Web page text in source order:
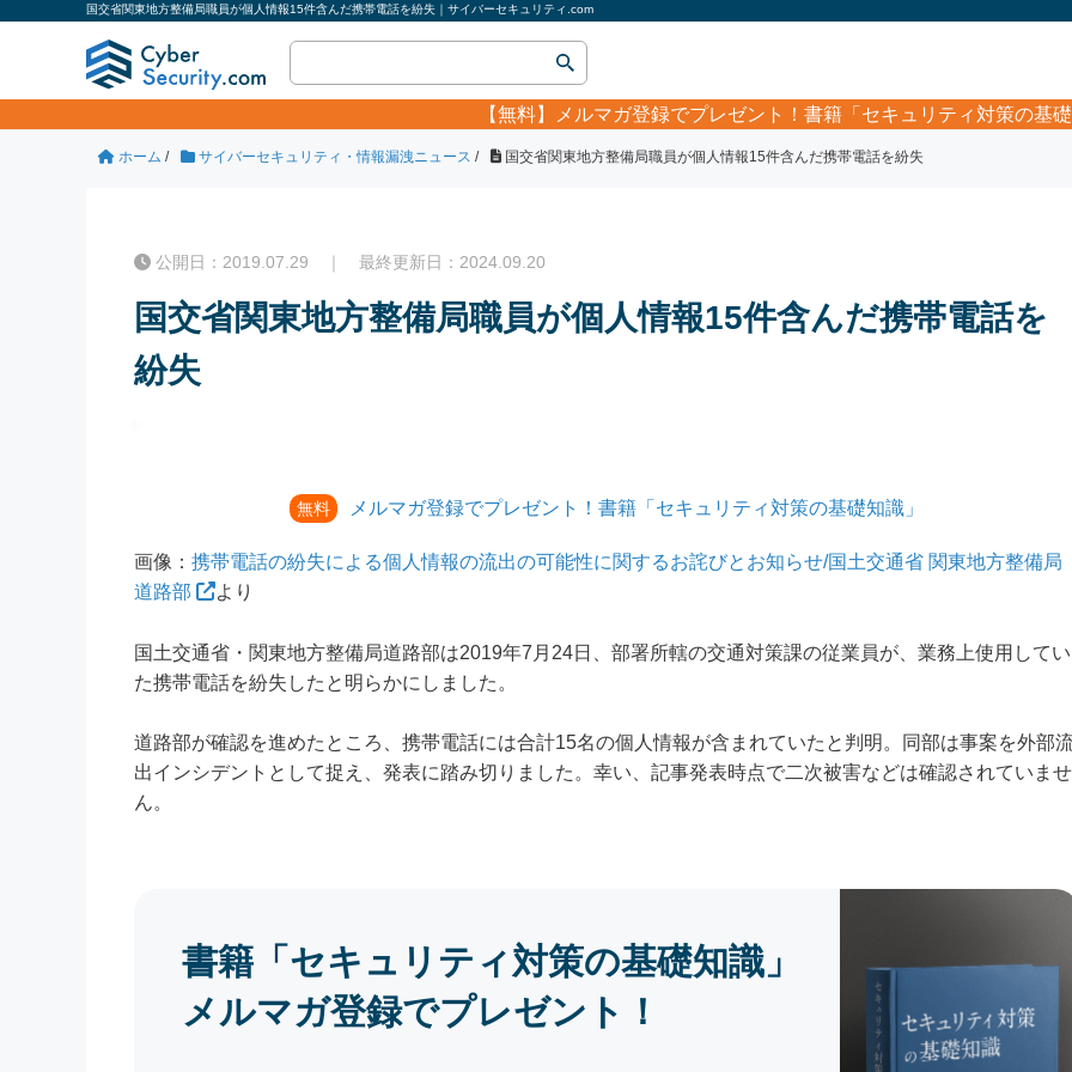
国交省関東地方整備局職員が個人情報15件含んだ携帯電話を紛失｜サイバーセキュリティ.com
【無料】 メルマガ登録でプレゼント！書籍「セキュリティ対策の基
ホーム / サイバーセキュリティ・情報漏洩ニュース / 国交省関東地方整備局職員が個人情報15件含んだ携帯電話を紛失
公開日：2019.07.29 ｜ 最終更新日：2024.09.20
国交省関東地方整備局職員が個人情報15件含んだ携帯電話を
紛失
無料 メルマガ登録でプレゼント！書籍「セキュリティ対策の基礎知識」
画像： 携帯電話の紛失による個人情報の流出の可能性に関するお詫びとお知らせ/国土交通省 関東地方整備局
道路部
より
国土交通省・関東地方整備局道路部は2019年7月24日、部署所轄の交通対策課の従業員が、業務上使用してい
た携帯電話を紛失したと明らかにしました。
道路部が確認を進めたところ、携帯電話には合計15名の個人情報が含まれていたと判明。同部は事案を外部
出インシデントとして捉え、発表に踏み切りました。幸い、記事発表時点で二次被害などは確認されていませ
ん。
書籍「セキュリティ対策の基礎知識」
メルマガ登録でプレゼント！